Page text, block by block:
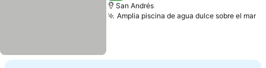
San Andrés
Amplia piscina de agua dulce sobre el mar